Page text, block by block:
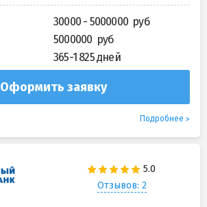
30000 - 5000000
5000000
365-1 825 дней
Оформить заявку
Подробнее
Отзывов: 2